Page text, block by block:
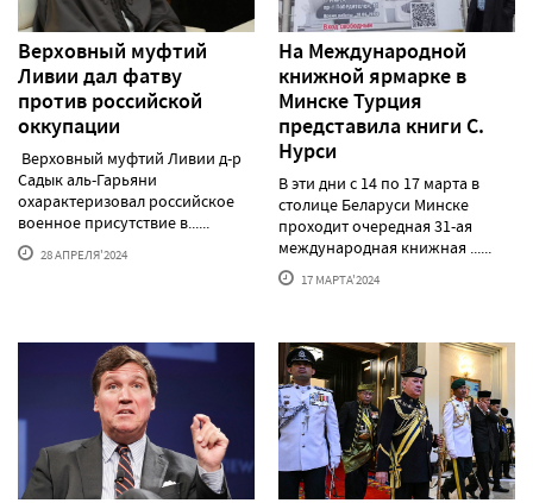
Верховный муфтий
Ливии дал фатву
против российской
оккупации
Верховный муфтий Ливии д-р
Садык аль-Гарьяни
охарактеризовал российское
военное присутствие в......
28 АПРЕЛЯ'2024
На Международной
книжной ярмарке в
Минске Турция
представила книги С.
Нурси
В эти дни с 14 по 17 марта в
столице Беларуси Минске
проходит очередная 31-ая
международная книжная ......
17 МАРТА'2024